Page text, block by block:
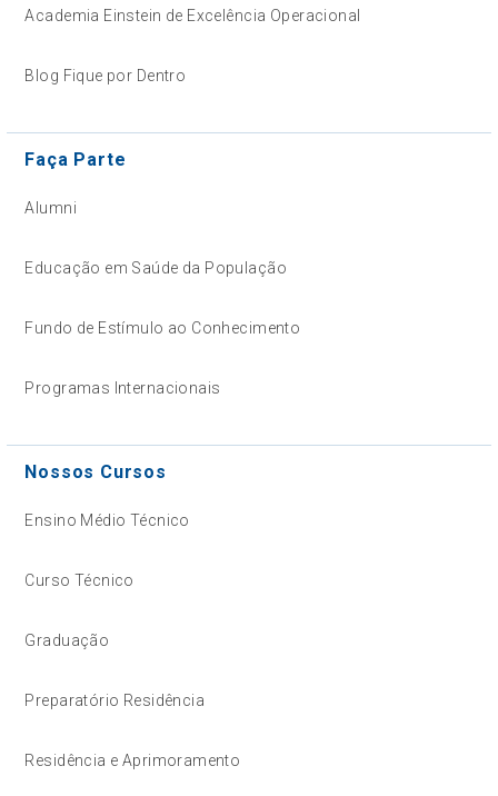
Academia Einstein de Excelência Operacional
Blog Fique por Dentro
Faça Parte
Alumni
Educação em Saúde da População
Fundo de Estímulo ao Conhecimento
Programas Internacionais
Nossos Cursos
Ensino Médio Técnico
Curso Técnico
Graduação
Preparatório Residência
Residência e Aprimoramento